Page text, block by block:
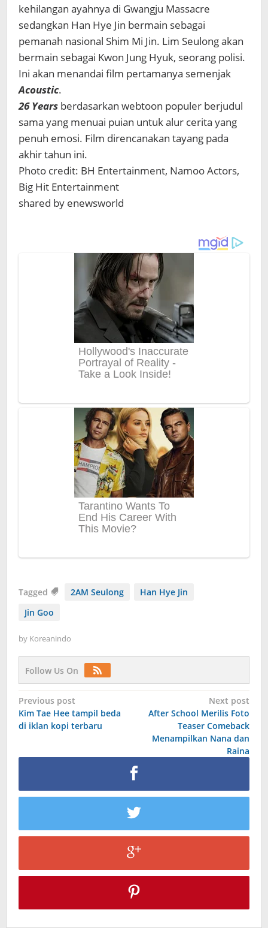
kehilangan ayahnya di Gwangju Massacre
sedangkan Han Hye Jin bermain sebagai
pemanah nasional Shim Mi Jin. Lim Seulong akan
bermain sebagai Kwon Jung Hyuk, seorang polisi.
Ini akan menandai film pertamanya semenjak
Acoustic.
26 Years berdasarkan webtoon populer berjudul
sama yang menuai puian untuk alur cerita yang
penuh emosi. Film direncanakan tayang pada
akhir tahun ini.
Photo credit: BH Entertainment, Namoo Actors,
Big Hit Entertainment
shared by enewsworld
Tagged 2AM Seulong
Han Hye Jin
Jin Goo
by Koreanindo
Follow Us On
Post
navigation
Previous post
Kim Tae Hee tampil beda
di iklan kopi terbaru
Next post
After School Merilis Foto
Teaser Comeback
Menampilkan Nana dan
Raina